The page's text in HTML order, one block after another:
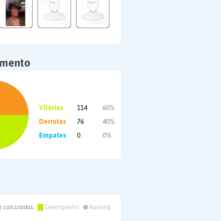
Vitórias 114
60%
Derrotas
76
40%
Empates
0 0%
calculadas. Desempenho •
Ranking